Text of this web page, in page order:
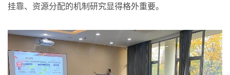
挂靠、资源分配的机制研究显得格外重要。